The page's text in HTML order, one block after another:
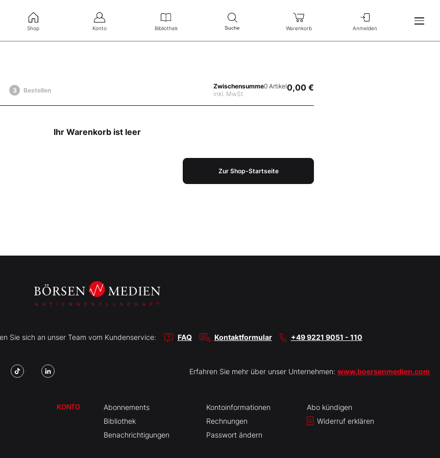
Shop Konto Bibliothek Suche Warenkorb Anmelden
Bestellen
Zwischensumme
inkl. MwSt.
0 Artikel0,00 €
Ihr Warenkorb ist leer
Zur Shop-Startseite
Sie sich an unser Team vom Kundenservice: FAQ Kontaktformular +49 9221 9051 - 110
Erfahren Sie mehr über unser Unternehmen: www.boersenmedien.com
KONTO
Abonnements
Bibliothek
Benachrichtigungen
Kontoinformationen
Rechnungen
Passwort ändern
Abo kündigen
Widerruf erklären